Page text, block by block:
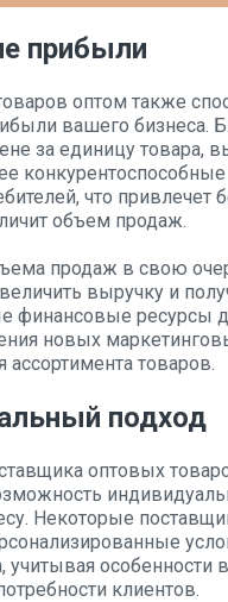
прибыли
оптом также
вашего бизнеса.
за единицу товара,
что привлечет
объем продаж.
продаж в свою
выручку и
финансовые ресурсы
новых
ассортимента товаров.
подход
оптовых
Некоторые
учитывая особенности
клиентов.